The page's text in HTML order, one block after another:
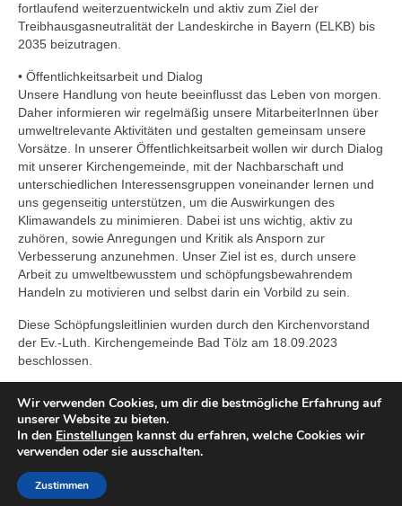
Dekanat Bad Tölz
Evang. Erwachsenenbildung Oberland
Evang.-Luth. Kirche in Bayern
Evang. Kirche in Deutschland
Kirchenmusik
Organisten
Männerchor
Projektchor für Frauen
Posaunenchor
Jugend
Bilder Jugendarbeit
Freizeiten
Unsere Kinderfreizeit
fortlaufend weiterzuentwickeln und aktiv zum Ziel der
Treibhausgasneutralität der Landeskirche in Bayern (ELKB) bis
2035 beizutragen.
• Öffentlichkeitsarbeit und Dialog
Unsere Handlung von heute beeinflusst das Leben von morgen.
Daher informieren wir regelmäßig unsere MitarbeiterInnen über
umweltrelevante Aktivitäten und gestalten gemeinsam unsere
Vorsätze. In unserer Öffentlichkeitsarbeit wollen wir durch Dialog
mit unserer Kirchengemeinde, mit der Nachbarschaft und
unterschiedlichen Interessensgruppen voneinander lernen und
uns gegenseitig unterstützen, um die Auswirkungen des
Klimawandels zu minimieren. Dabei ist uns wichtig, aktiv zu
zuhören, sowie Anregungen und Kritik als Ansporn zur
Verbesserung anzunehmen. Unser Ziel ist es, durch unsere
Arbeit zu umweltbewusstem und schöpfungsbewahrendem
Handeln zu motivieren und selbst darin ein Vorbild zu sein.
Diese Schöpfungsleitlinien wurden durch den Kirchenvorstand
der Ev.-Luth. Kirchengemeinde Bad Tölz am 18.09.2023
beschlossen.
© 2026 Evang. Luth. Kirchengemeinde Bad Tölz
Wir verwenden Cookies, um dir die bestmögliche Erfahrung auf
unserer Website zu bieten.
In den Einstellungen kannst du erfahren, welche Cookies wir
verwenden oder sie ausschalten.
Zustimmen